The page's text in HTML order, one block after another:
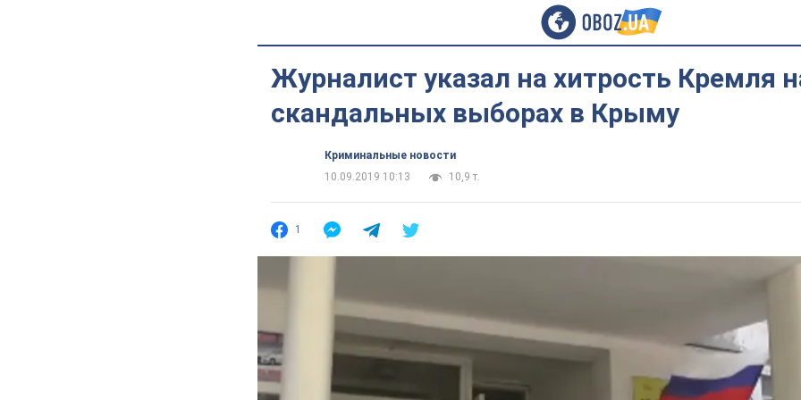
Журналист указал на хитрость Кремля
скандальных выборах в Крыму
Криминальные новости
10.09.2019 10:13
10,9 т.
1